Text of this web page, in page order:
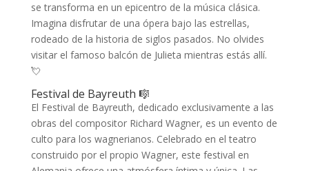
se transforma en un epicentro de la música clásica.
Imagina disfrutar de una ópera bajo las estrellas,
rodeado de la historia de siglos pasados. No olvides
visitar el famoso balcón de Julieta mientras estás allí.
💘
Festival de Bayreuth 🎼
El Festival de Bayreuth, dedicado exclusivamente a las
obras del compositor Richard Wagner, es un evento de
culto para los wagnerianos. Celebrado en el teatro
construido por el propio Wagner, este festival en